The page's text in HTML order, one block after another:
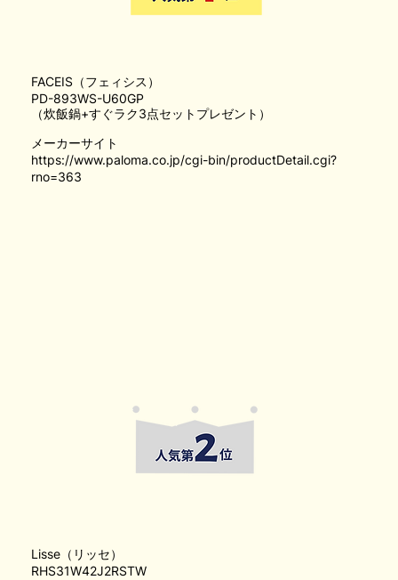
メーカーサイト
https://www.paloma.co.jp/cgi-bin/productDetail.cgi?
rno=363
FACEIS（フェィシス）
PD-893WS-U60GP
（炊飯鍋+すぐラク3点セットプレゼント）
Lisse（リッセ）
RHS31W42J2RSTW